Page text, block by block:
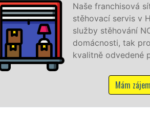
síť EXTRA STĚHOVÁNÍ vám zajišťuje
Hošťálkové. Poskytujeme
STOP 24 hodin denně, 7 dní v
obchodní společnosti, a to levně a
práce.